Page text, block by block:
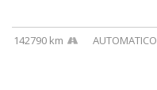
142790 km AUTOMATICO